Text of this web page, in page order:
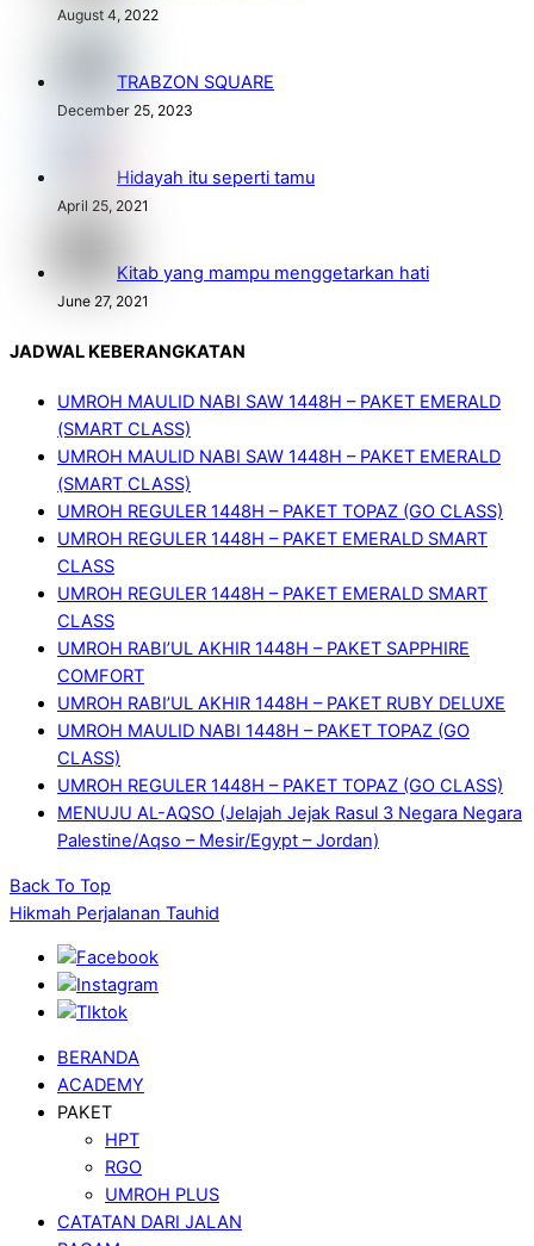
August 4, 2022
TRABZON SQUARE
December 25, 2023
Hidayah itu seperti tamu
April 25, 2021
Kitab yang mampu menggetarkan hati
June 27, 2021
JADWAL KEBERANGKATAN
UMROH MAULID NABI SAW 1448H – PAKET EMERALD
(SMART CLASS)
UMROH MAULID NABI SAW 1448H – PAKET EMERALD
(SMART CLASS)
UMROH REGULER 1448H – PAKET TOPAZ (GO CLASS)
UMROH REGULER 1448H – PAKET EMERALD SMART
CLASS
UMROH REGULER 1448H – PAKET EMERALD SMART
CLASS
UMROH RABI’UL AKHIR 1448H – PAKET SAPPHIRE
COMFORT
UMROH RABI’UL AKHIR 1448H – PAKET RUBY DELUXE
UMROH MAULID NABI 1448H – PAKET TOPAZ (GO
CLASS)
UMROH REGULER 1448H – PAKET TOPAZ (GO CLASS)
MENUJU AL-AQSO (Jelajah Jejak Rasul 3 Negara Negara
Palestine/Aqso – Mesir/Egypt – Jordan)
Back To Top
Hikmah Perjalanan Tauhid
BERANDA
ACADEMY
PAKET
HPT
RGO
UMROH PLUS
CATATAN DARI JALAN